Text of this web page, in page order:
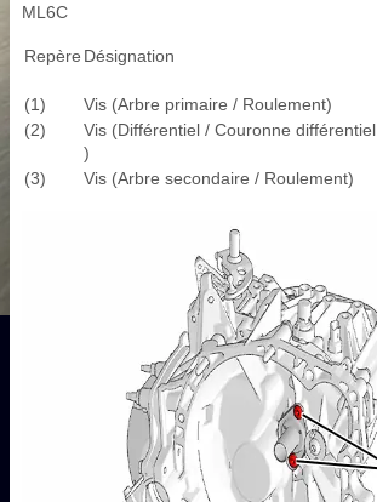
ML6C
Repère Désignation
(1)
Vis (Arbre primaire / Roulement)
(2)
Vis (Différentiel / Couronne différentiel
)
(3) Vis (Arbre secondaire / Roulement)